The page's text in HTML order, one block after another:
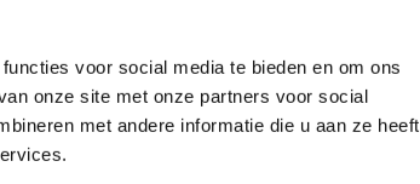
voor social media te bieden en om ons
onze site met onze partners voor social
met andere informatie die u aan ze heeft
en de nodige ruimte voor parkeren te